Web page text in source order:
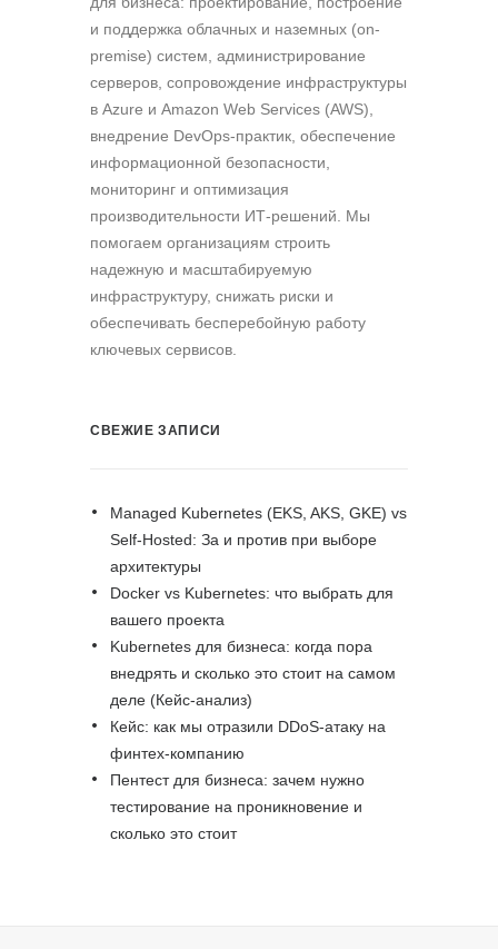
и поддержка облачных и наземных (on-
premise) систем, администрирование
серверов, сопровождение инфраструктуры
в Azure и Amazon Web Services (AWS),
внедрение DevOps-практик, обеспечение
информационной безопасности,
мониторинг и оптимизация
производительности ИТ-решений. Мы
помогаем организациям строить
надежную и масштабируемую
инфраструктуру, снижать риски и
обеспечивать бесперебойную работу
ключевых сервисов.
СВЕЖИЕ ЗАПИСИ
Managed Kubernetes (EKS, AKS, GKE) vs
Self-Hosted: За и против при выборе
архитектуры
Docker vs Kubernetes: что выбрать для
вашего проекта
Kubernetes для бизнеса: когда пора
внедрять и сколько это стоит на самом
деле (Кейс-анализ)
Кейс: как мы отразили DDoS-атаку на
финтех-компанию
Пентест для бизнеса: зачем нужно
тестирование на проникновение и
сколько это стоит